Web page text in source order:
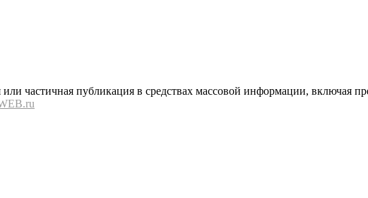
частичная публикация в средствах массовой информации, включая